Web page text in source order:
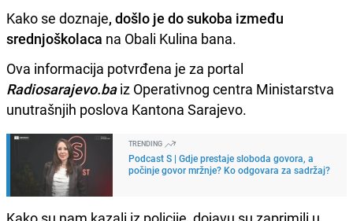
Kako se doznaje, došlo je do sukoba između
srednjoškolaca na Obali Kulina bana.
Ova informacija potvrđena je za portal
Radiosarajevo.ba iz Operativnog centra Ministarstva
unutrašnjih poslova Kantona Sarajevo.
TRENDING
Podcast S | Gdje prestaje sloboda govora, a
počinje govor mržnje? Ko odgovara za sadržaj?